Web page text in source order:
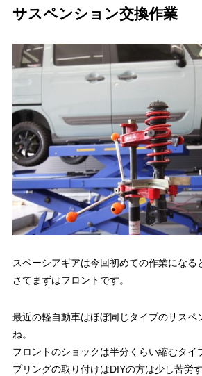
サスペンション交換作業
スペーシアギアは今回初めての作業になる
さてまずはフロントです。
最近の軽自動車はほぼ同じタイプのサスペ
ね。
フロントのショックは半分くらい縮むタイ
プリングの取り付けはDIYの方は少し苦労